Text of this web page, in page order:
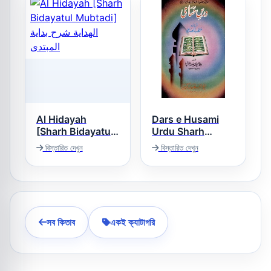
Al Hidayah
[Sharh Bidayatul
Mubtadi] الهداية
شرح بداية المبتدى
বিস্তারিত দেখুন
Dars e Husami
Urdu Sharh
Husami درس
حسامی اردو شرح
حسامی
বিস্তারিত দেখুন
সব কিতাব একই ক্যাটাগরি